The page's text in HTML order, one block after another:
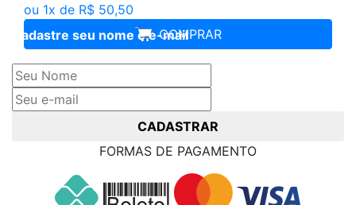
ou 1x de R$ 50,50
COMPRAR
Cadastre seu nome e e-mail
e receba ofertas exclusivas
CADASTRAR
FORMAS DE PAGAMENTO